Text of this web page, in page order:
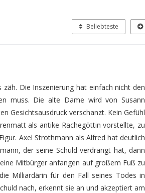
Beliebteste
Die Inszenierung hat einfach nicht den
muss. Die alte Dame wird von Susann
Gesichtsausdruck verschanzt. Kein Gefühl
als antike Rachegöttin vorstellte, zu
Axel Strothmann als Alfred hat deutlich
der seine Schuld verdrängt hat, dann
Mitbürger anfangen auf großem Fuß zu
Milliardärin für den Fall seines Todes in
nach, erkennt sie an und akzeptiert am